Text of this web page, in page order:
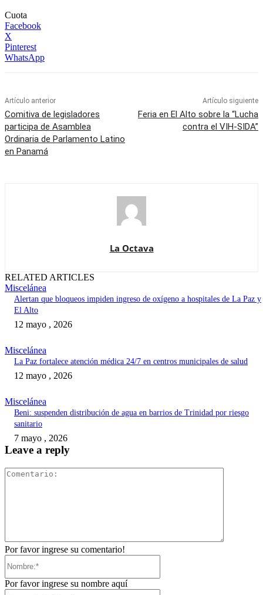
Cuota
Facebook
X
Pinterest
WhatsApp
Artículo anterior
Comitiva de legisladores
participa de Asamblea
Ordinaria de Parlamento Latino
en Panamá
Artículo siguiente
Feria en El Alto sobre la “Lucha
contra el VIH-SIDA”
La Octava
RELATED ARTICLES
Miscelánea
Alertan que bloqueos impiden ingreso de oxígeno a hospitales de La Paz y
El Alto
12 mayo , 2026
Miscelánea
La Paz fortalece atención médica 24/7 en centros municipales de salud
12 mayo , 2026
Miscelánea
Beni: suspenden distribución de agua en barrios de Trinidad por riesgo
sanitario
7 mayo , 2026
Leave a reply
Por favor ingrese su comentario!
Por favor ingrese su nombre aquí